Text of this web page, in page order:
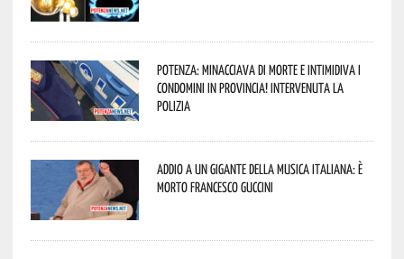
Potenza: minacciava di morte e intimidiva i
condomini in provincia! Intervenuta la
Polizia
Addio a un gigante della musica italiana: è
morto Francesco Guccini